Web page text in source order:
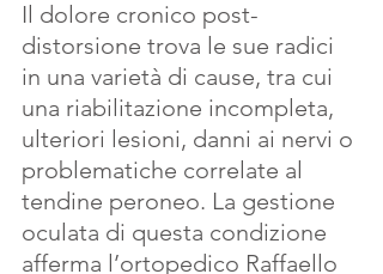
Il dolore cronico post-
distorsione trova le sue radici
in una varietà di cause, tra cui
una riabilitazione incompleta,
ulteriori lesioni, danni ai nervi o
problematiche correlate al
tendine peroneo. La gestione
oculata di questa condizione
afferma l’ortopedico Raffaello